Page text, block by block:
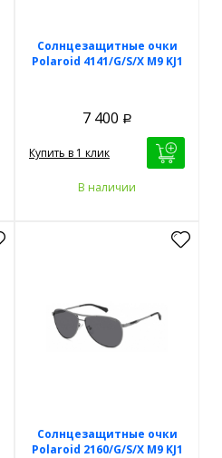
Солнцезащитные очки
Polaroid 4141/G/S/X M9 KJ1
7 400 Р
Купить в 1 клик
В наличии
Солнцезащитные очки
Polaroid 2160/G/S/X M9 KJ1